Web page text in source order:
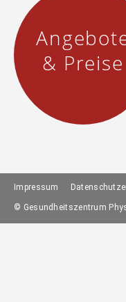
& Preise
© Gesundheitszentrum
Impressum